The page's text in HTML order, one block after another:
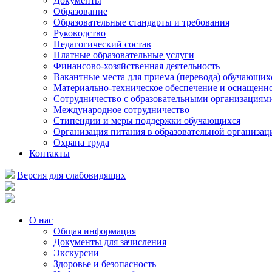
Образование
Образовательные стандарты и требования
Руководство
Педагогический состав
Платные образовательные услуги
Финансово-хозяйственная деятельность
Вакантные места для приема (перевода)
Материально-техническое обеспечение и
Сотрудничество с образовательными
Международное сотрудничество
Стипендии и меры поддержки обучающихся
Организация питания в образовательной
Охрана труда
Контакты
Версия для слабовидящих
О нас
Общая информация
Документы для зачисления
Экскурсии
Здоровье и безопасность